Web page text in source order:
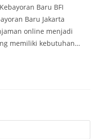
Baru BFI
Baru Jakarta
online menjadi
memiliki kebutuhan…